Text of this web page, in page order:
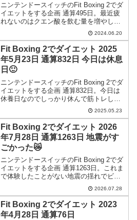
ニンテンドースイッチのFit Boxing 2でダ
イエットをする企画 通算495日。最近疲
れないのはクエン酸を飲む量を増やした
2024.06.20
Fit Boxing 2でダイエット 2025
年5月23日 通算832日 今日は休息
日🙂
ニンテンドースイッチのFit Boxing 2でダ
イエットをする企画 通算832日。今日は
休養日なのでしっかり休んで筋トレしま
2025.05.23
Fit Boxing 2でダイエット 2026
年7月28日 通算1263日 地震がす
ごかった😿
ニンテンドースイッチのFit Boxing 2でダ
イエットをする企画 通算1263日。これま
で体験したことがない地震の揺れでビッ
クリしました。そして、その地震に関し
て事前にオカルト体験？がありました。
2026.07.28
Fit Boxing 2でダイエット 2023
年4月28日 通算76日